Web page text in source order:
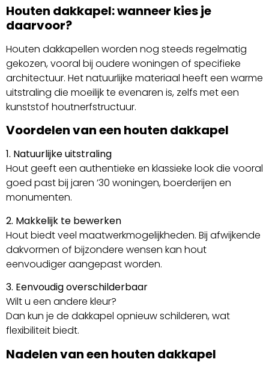
Houten dakkapel: wanneer kies je
daarvoor?
Houten dakkapellen worden nog steeds regelmatig
gekozen, vooral bij oudere woningen of specifieke
architectuur. Het natuurlijke materiaal heeft een warme
uitstraling die moeilijk te evenaren is, zelfs met een
kunststof houtnerfstructuur.
Voordelen van een houten dakkapel
1. Natuurlijke uitstraling
Hout geeft een authentieke en klassieke look die vooral
goed past bij jaren ’30 woningen, boerderijen en
monumenten.
2. Makkelijk te bewerken
Hout biedt veel maatwerkmogelijkheden. Bij afwijkende
dakvormen of bijzondere wensen kan hout
eenvoudiger aangepast worden.
3. Eenvoudig overschilderbaar
Wilt u een andere kleur?
Dan kun je de dakkapel opnieuw schilderen, wat
flexibiliteit biedt.
Nadelen van een houten dakkapel